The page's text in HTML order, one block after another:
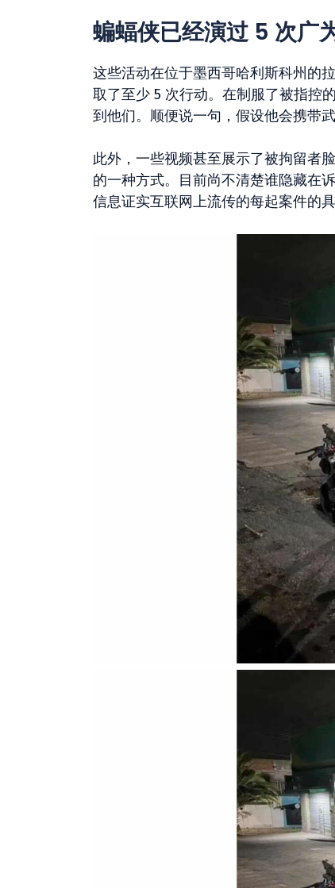
蝙蝠侠已经演过 5 次广
这些活动在位于墨西哥哈利斯科州的
取了至少 5 次行动。在制服了被指控
到他们。顺便说一句，假设他会携带武
此外，一些视频甚至展示了被拘留者
的一种方式。目前尚不清楚谁隐藏在
信息证实互联网上流传的每起案件的具